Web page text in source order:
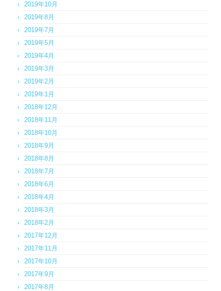
2019年10月
2019年8月
2019年7月
2019年5月
2019年4月
2019年3月
2019年2月
2019年1月
2018年12月
2018年11月
2018年10月
2018年9月
2018年8月
2018年7月
2018年6月
2018年4月
2018年3月
2018年2月
2017年12月
2017年11月
2017年10月
2017年9月
2017年8月